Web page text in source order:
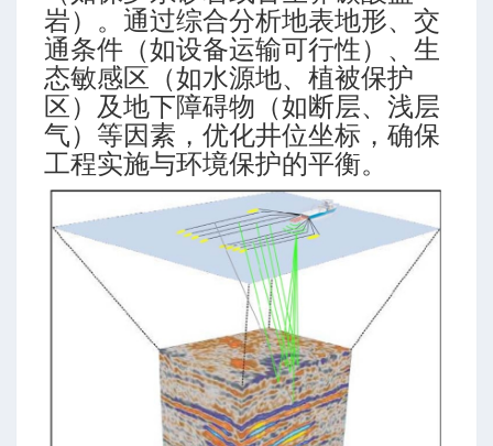
岩）。通过综合分析地表地形、交
通条件（如设备运输可行性）、生
态敏感区（如水源地、植被保护
区）及地下障碍物（如断层、浅层
气）等因素，优化井位坐标，确保
工程实施与环境保护的平衡。